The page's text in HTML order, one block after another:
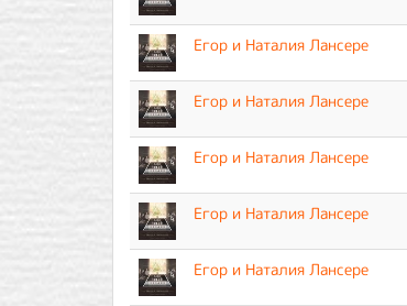
Егор и Наталия Лансере
Егор и Наталия Лансере
Егор и Наталия Лансере
Егор и Наталия Лансере
Егор и Наталия Лансере